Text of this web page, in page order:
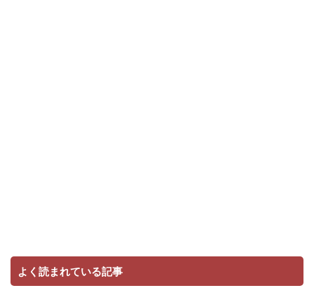
よく読まれている記事